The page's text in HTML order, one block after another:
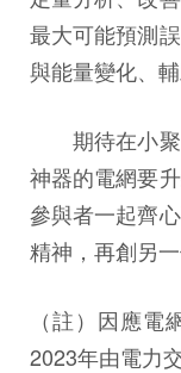
最大可能預測
與能量變化、
期待在小聚
神器的電網要
參與者一起齊
精神，再創另
（註）因應
2023年由電力